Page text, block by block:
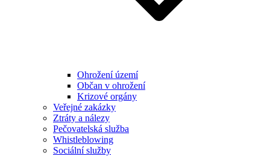
Ohrožení území
Občan v ohrožení
Krizové orgány
Veřejné zakázky
Ztráty a nálezy
Pečovatelská služba
Whistleblowing
Sociální služby